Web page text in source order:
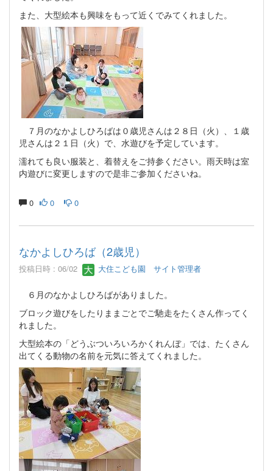
また、大型絵本も興味をもって近くでみてくれました。
７月のなかよしひろばは０歳児さんは２８日（火）、１歳
児さんは２１日（火）で、水遊びを予定しています。
濡れても良い服装と、着替えをご持参ください。雨天時は室
内遊びに変更しますので是非ご参加くださいね。
0 0 0
なかよしひろば（2歳児）
投稿日時 : 06/02 大住こども園 サイト管理者
６月のなかよしひろばがありました。
ブロック遊びをしたりままごとでご馳走をたくさん作ってく
れました。
大型絵本の「どうぶついろいろかくれんぼ」では、たくさん
出てくる動物の名前を元気に答えてくれました。